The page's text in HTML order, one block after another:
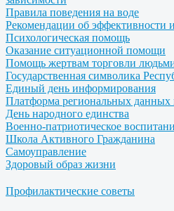
Правила поведения на воде
Рекомендации об эффективности
Психологическая помощь
Оказание ситуационной помощи
Помощь жертвам торговли
Государственная символика
Единый день информирования
Платформа региональных данных
День народного единства
Военно-патриотическое
Школа Активного Гражданина
Самоуправление
Здоровый образ жизни
Профилактические советы